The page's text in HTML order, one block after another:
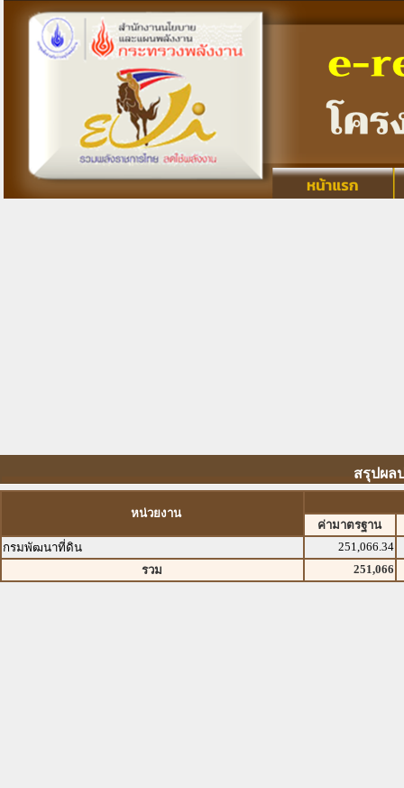
สรุปผล
หน่วยงาน
ค่ามาตรฐาน
กรมพัฒนาที่ดิน
251,066.34
รวม
251,066